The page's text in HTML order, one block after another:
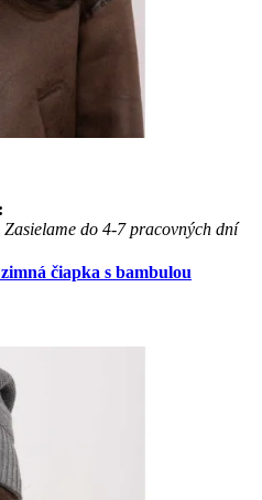
Zasielame do 4-7 pracovných dní
čiapka s bambulou